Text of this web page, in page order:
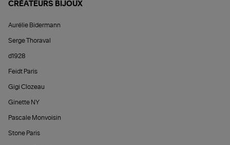
CRÉATEURS BIJOUX
Aurélie Bidermann
Serge Thoraval
d1928
Feidt Paris
Gigi Clozeau
Ginette NY
Pascale Monvoisin
Stone Paris